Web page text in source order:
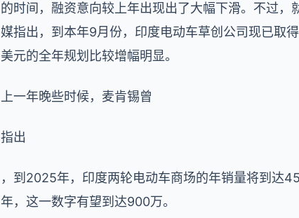
的时间，融资意向较上年出现出了大幅下滑。不过
媒指出，到本年9月份，印度电动车草创公司现已取
美元的全年规划比较增幅明显。
上一年晚些时候，麦肯锡曾
指出
，到2025年，印度两轮电动车商场的年销量将到达
年，这一数字有望到达900万。